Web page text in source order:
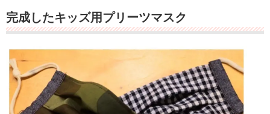
完成したキッズ用プリーツマスク